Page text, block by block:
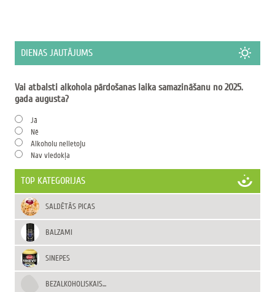
DIENAS JAUTĀJUMS
Vai atbalsti alkohola pārdošanas laika samazināšanu no 2025.
gada augusta?
Jā
Nē
Alkoholu nelietoju
Nav viedokļa
TOP KATEGORIJAS
SALDĒTĀS PICAS
BALZAMI
SINEPES
BEZALKOHOLISKAIS...